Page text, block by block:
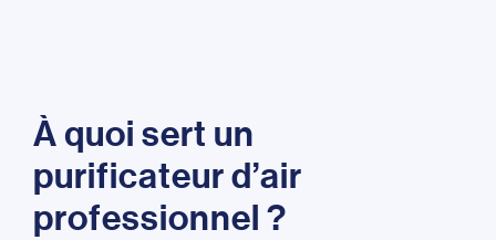
Àquoi sert un
purificateurd’air
professionnel ?